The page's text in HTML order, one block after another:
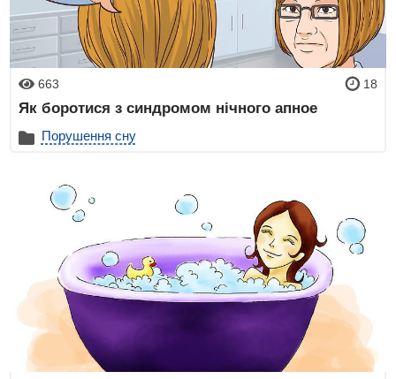
663 18
Як боротися з синдромом нічного апное
Порушення сну